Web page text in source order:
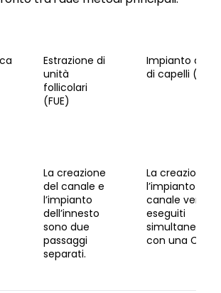
Estrazione di
unità
follicolari
(FUE)
Impianto
di capelli (DHI)
La creazione
del canale e
l’impianto
dell’innesto
sono due
passaggi
separati.
La creazione e
l’impianto del
canale
eseguiti
con una Choi